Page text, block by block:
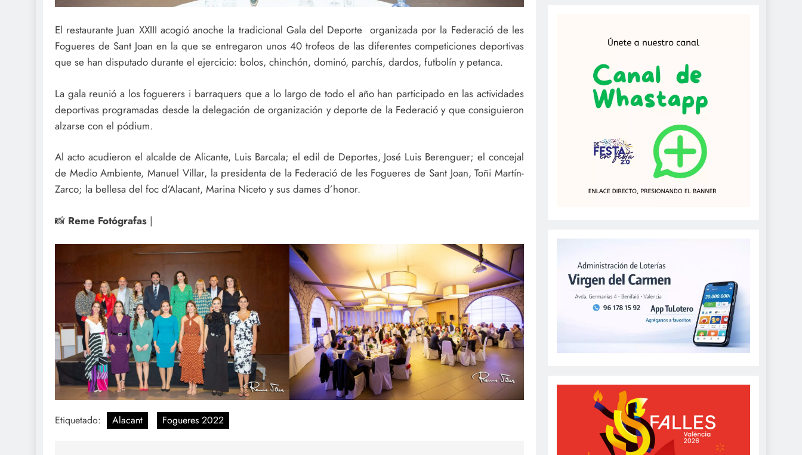
El restaurante Juan XXIII acogió anoche la tradicional Gala del Deporte organizada por la Federació de les
Fogueres de Sant Joan en la que se entregaron unos 40 trofeos de las diferentes competiciones deportivas
que se han disputado durante el ejercicio: bolos, chinchón, dominó, parchís, dardos, futbolín y petanca.
La gala reunió a los foguerers i barraquers que a lo largo de todo el año han participado en las actividades
deportivas programadas desde la delegación de organización y deporte de la Federació y que consiguieron
alzarse con el pódium.
Al acto acudieron el alcalde de Alicante, Luis Barcala; el edil de Deportes, José Luis Berenguer; el concejal
de Medio Ambiente, Manuel Villar, la presidenta de la Federació de les Fogueres de Sant Joan, Toñi Martín-
Zarco; la bellesa del foc d’Alacant, Marina Niceto y sus dames d’honor.
📸 Reme Fotógrafas |
Etiquetado: Alacant Fogueres 2022